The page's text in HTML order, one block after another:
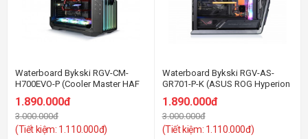
Waterboard Bykski RGV-CM-
H700EVO-P (Cooler Master HAF
1.890.000đ
3.000.000đ
(Tiết kiệm: 1.110.000đ)
Waterboard Bykski RGV-AS-
GR701-P-K (ASUS ROG Hyperion
1.890.000đ
3.000.000đ
(Tiết kiệm: 1.110.000đ)